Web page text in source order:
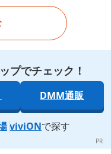
プでチェック！
DMM通販
viviONで探す